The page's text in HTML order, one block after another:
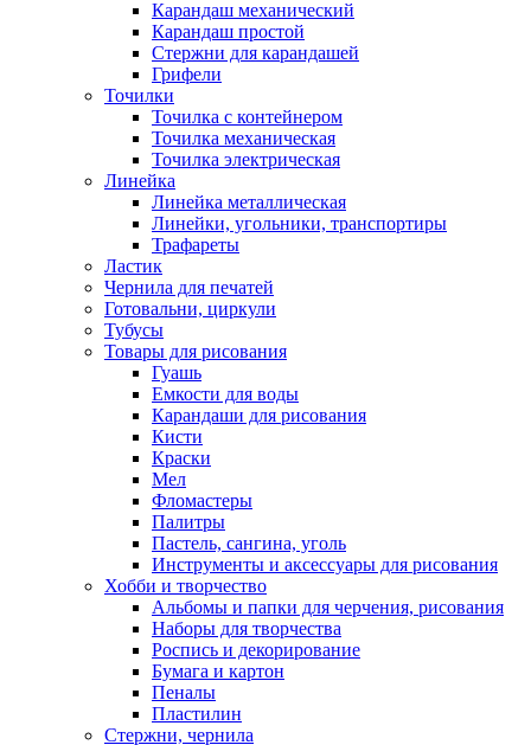
Карандаш механический
Карандаш простой
Стержни для карандашей
Грифели
Точилки
Точилка с контейнером
Точилка механическая
Точилка электрическая
Линейка
Линейка металлическая
Линейки, угольники, транспортиры
Трафареты
Ластик
Чернила для печатей
Готовальни, циркули
Тубусы
Товары для рисования
Гуашь
Емкости для воды
Карандаши для рисования
Кисти
Краски
Мел
Фломастеры
Палитры
Пастель, сангина, уголь
Инструменты и аксессуары для рисования
Хобби и творчество
Альбомы и папки для черчения, рисования
Наборы для творчества
Роспись и декорирование
Бумага и картон
Пеналы
Пластилин
Стержни, чернила